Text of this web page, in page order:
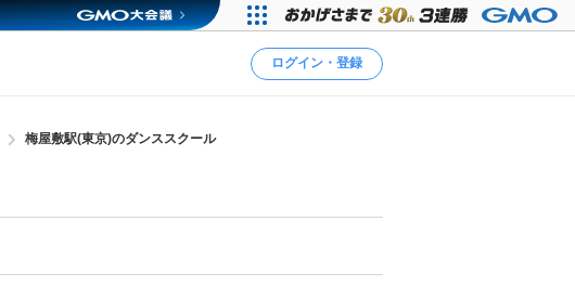
ログイン・登録
梅屋敷駅(東京)のダンススクール